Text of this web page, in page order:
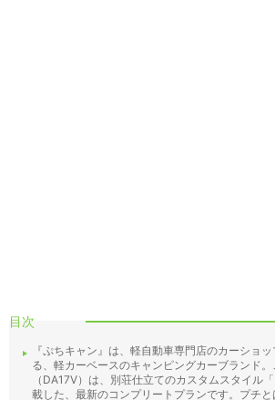
目次
『ぷちキャン』は、軽自動車専門店のカーショ
る、軽カーベースのキャンピングカーブランド
（DA17V）は、別荘仕立てのカスタムスタイル
載した、最新のコンプリートプランです。プチ